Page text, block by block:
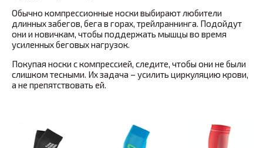
Обычно компрессионные носки выбирают любители
длинных забегов, бега в горах, трейлраннинга. Подойдут
они и новичкам, чтобы поддержать мышцы во время
усиленных беговых нагрузок.
Покупая носки с компрессией, следите, чтобы они не были
слишком тесными. Их задача – усилить циркуляцию крови,
а не препятствовать ей.